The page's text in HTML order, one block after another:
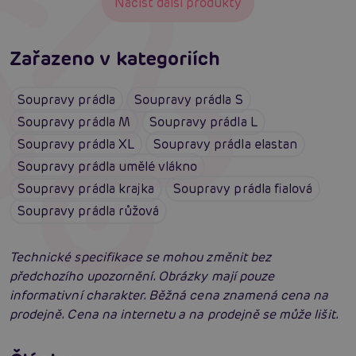
Zařazeno v kategoriích
Soupravy prádla
Soupravy prádla S
Soupravy prádla M
Soupravy prádla L
Soupravy prádla XL
Soupravy prádla elastan
Soupravy prádla umělé vlákno
Soupravy prádla krajka
Soupravy prádla fialová
Soupravy prádla růžová
Technické specifikace se mohou změnit bez
předchozího upozornění. Obrázky mají pouze
informativní charakter. Běžná cena znamená cena na
prodejně. Cena na internetu a na prodejně se může lišit.
neodolatelně sexy